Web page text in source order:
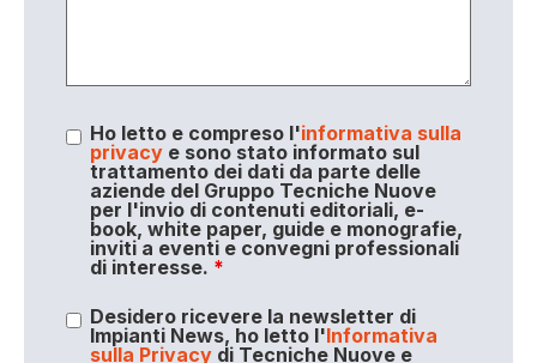
Ho letto e compreso l'informativa sulla
privacye sono stato informato sul
trattamento dei dati da parte delle
aziende del Gruppo Tecniche Nuove
per l'invio di contenuti editoriali, e-
book, white paper, guide e monografie,
inviti a eventi e convegni professionali
di interesse. *
Desidero ricevere la newsletter di
Impianti News, ho letto l'Informativa
sulla Privacydi Tecniche Nuove e